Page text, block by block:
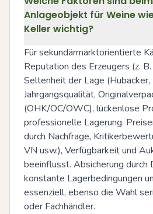
Anlageobjekt für Weine
Keller wichtig?
Für sekundärmarktorientierte
Reputation des Erzeugers (z.
Seltenheit der Lage (Hubacker,
Jahrgangsqualität,
(OHK/OC/OWC), lückenlose
professionelle Lagerung.
durch Nachfrage,
VN usw.), Verfügbarkeit und
beeinflusst. Absicherung durch
konstante Lagerbedingungen
essenziell, ebenso die Wahl
oder Fachhändler.